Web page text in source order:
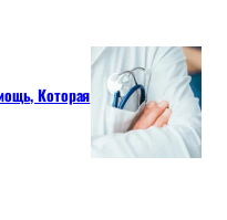
Которая